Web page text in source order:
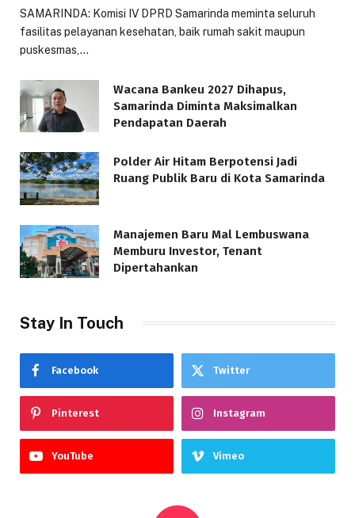
SAMARINDA: Komisi IV DPRD Samarinda meminta seluruh
fasilitas pelayanan kesehatan, baik rumah sakit maupun
puskesmas,…
Wacana Bankeu 2027 Dihapus,
Samarinda Diminta Maksimalkan
Pendapatan Daerah
Polder Air Hitam Berpotensi Jadi
Ruang Publik Baru di Kota Samarinda
Manajemen Baru Mal Lembuswana
Memburu Investor, Tenant
Dipertahankan
Stay In Touch
Facebook Twitter
Pinterest Instagram
YouTube Vimeo